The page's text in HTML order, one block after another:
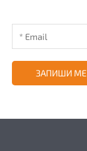
ЗАПИШИ МЕ